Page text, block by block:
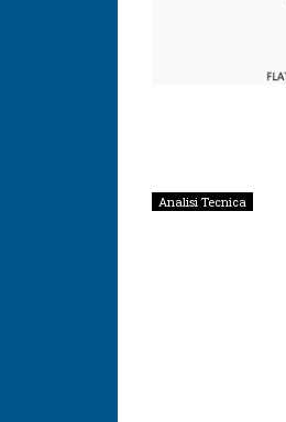
Analisi Tecnica